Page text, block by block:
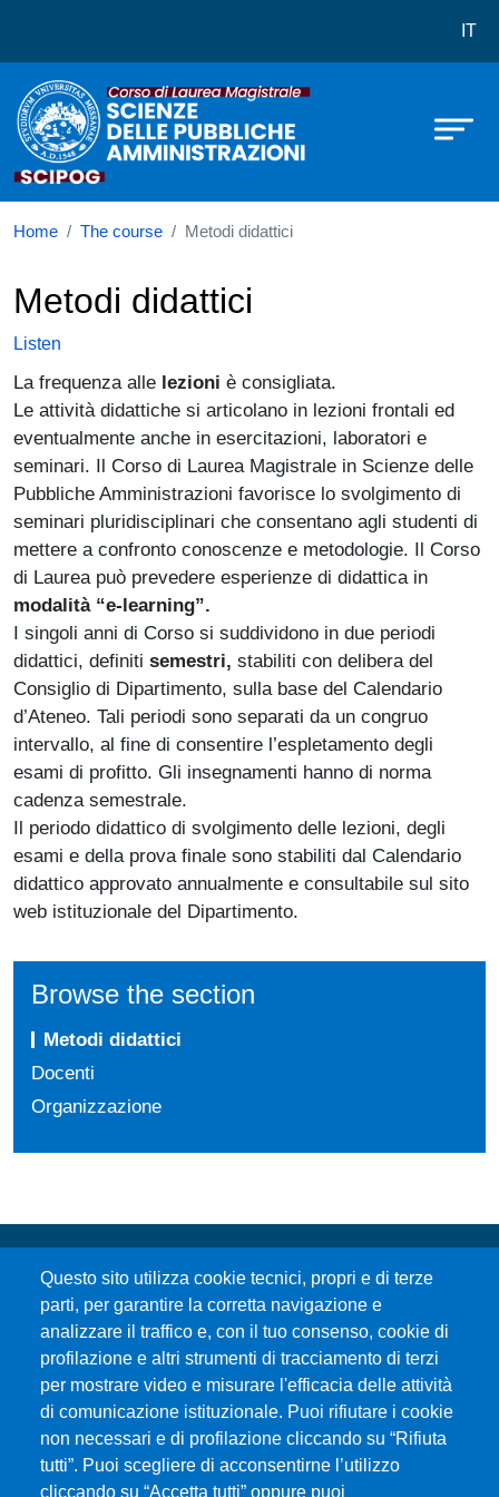
Corso di laurea in Scienze delle IT
Home The course Metodi didattici
Metodi didattici
Listen
La frequenza alle lezioni è consigliata.
Le attività didattiche si articolano in lezioni frontali ed
eventualmente anche in esercitazioni, laboratori e
seminari. Il Corso di Laurea Magistrale in Scienze delle
Pubbliche Amministrazioni favorisce lo svolgimento di
seminari pluridisciplinari che consentano agli studenti di
mettere a confronto conoscenze e metodologie. Il Corso
di Laurea può prevedere esperienze di didattica in
modalità “e-learning”.
I singoli anni di Corso si suddividono in due periodi
didattici, definiti semestri, stabiliti con delibera del
Consiglio di Dipartimento, sulla base del Calendario
d’Ateneo. Tali periodi sono separati da un congruo
intervallo, al fine di consentire l’espletamento degli
esami di profitto. Gli insegnamenti hanno di norma
cadenza semestrale.
Il periodo didattico di svolgimento delle lezioni, degli
esami e della prova finale sono stabiliti dal Calendario
didattico approvato annualmente e consultabile sul sito
web istituzionale del Dipartimento.
Browse the section
Metodi didattici
Docenti
Organizzazione
Questo sito utilizza cookie tecnici, propri e di terze
parti, per garantire la corretta navigazione e
analizzare il traffico e, con il tuo consenso, cookie di
profilazione e altri strumenti di tracciamento di terzi
per mostrare video e misurare l'efficacia delle attività
di comunicazione istituzionale. Puoi rifiutare i cookie
non necessari e di profilazione cliccando su “Rifiuta
tutti”. Puoi scegliere di acconsentirne l’utilizzo
cliccando su “Accetta tutti” oppure puoi
Università degli Studi di Messina
Piazza Pugliatti, 1 - 98122 Messina
Cod. Fiscale 80004070837
P.IVA 00724160833